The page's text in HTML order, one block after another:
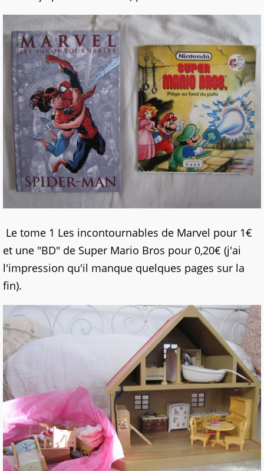
Le tome 1 Les incontournables de Marvel pour 1€
et une "BD" de Super Mario Bros pour 0,20€ (j'ai
l'impression qu'il manque quelques pages sur la
fin).